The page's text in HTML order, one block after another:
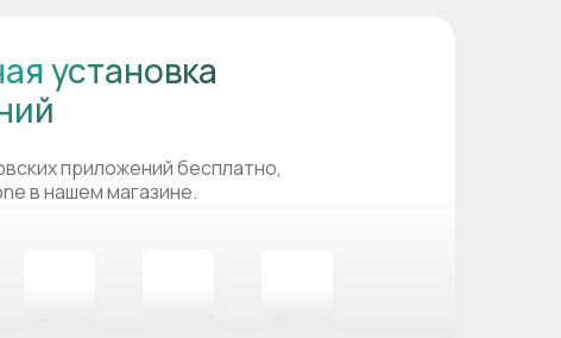
приложений бесплатно,
в нашем магазине.
установка